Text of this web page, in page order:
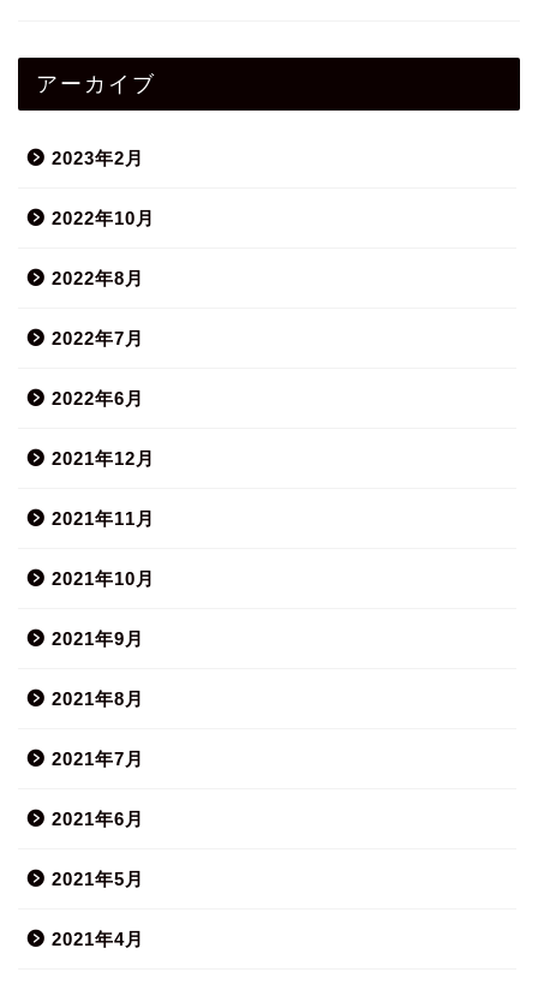
アーカイブ
2023年2月
2022年10月
2022年8月
2022年7月
2022年6月
2021年12月
2021年11月
2021年10月
2021年9月
2021年8月
2021年7月
2021年6月
2021年5月
2021年4月